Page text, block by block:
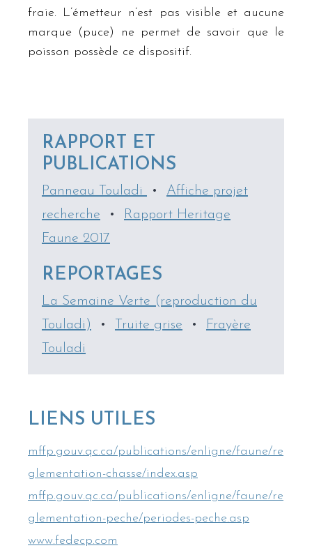
fraie. L’émetteur n’est pas visible et aucune
marque (puce) ne permet de savoir que le
poisson possède ce dispositif.
RAPPORT ET
PUBLICATIONS
Panneau Touladi • Affiche projet
recherche •
Rapport Heritage
Faune 2017
REPORTAGES
La Semaine Verte (reproduction du
Touladi) • Truite grise •
Frayère
Touladi
LIENS UTILES
mffp.gouv.qc.ca/publications/enligne/faune/re
glementation-chasse/index.asp
mffp.gouv.qc.ca/publications/enligne/faune/re
glementation-peche/periodes-peche.asp
www.fedecp.com